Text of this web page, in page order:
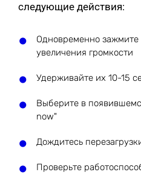
следующие действия:
Одновременно зажмите
увеличения громкости
Удерживайте их 10-15
Выберите в
now"
Дождитесь
Проверьте